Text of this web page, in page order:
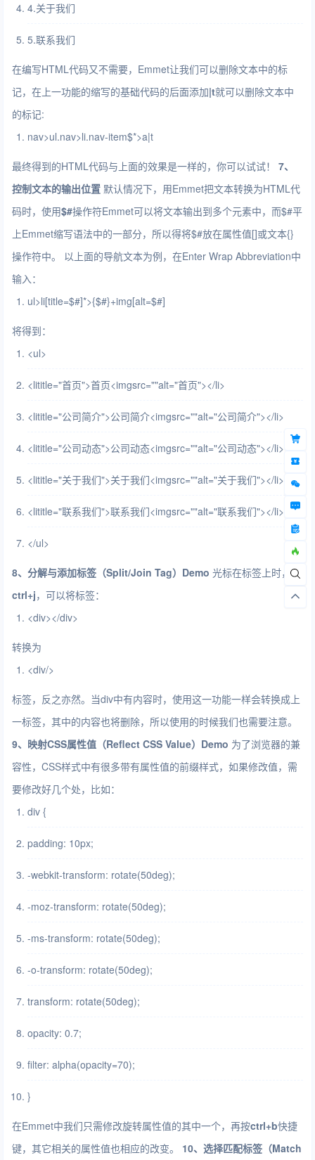
4.关于我们
5.联系我们
在编写HTML代码又不需要，Emmet让我们可以删除文本中的标
记，在上一功能的缩写的基础代码的后面添加|t就可以删除文本中
的标记:
nav>ul.nav>li.nav-item$*>a|t
最终得到的HTML代码与上面的效果是一样的，你可以试试！7、
控制文本的输出位置 默认情况下，用Emmet把文本转换为HTML代
码时，使用$#操作符Emmet可以将文本输出到多个元素中，而$#平
上Emmet缩写语法中的一部分，所以得将$#放在属性值[]或文本{}
操作符中。 以上面的导航文本为例，在Enter Wrap Abbreviation中
输入：
ul>li[title=$#]*>{$#}+img[alt=$#]
将得到：
<ul>
<lititle="首页">首页<imgsrc=""alt="首页"></li>
<lititle="公司简介">公司简介<imgsrc=""alt="公司简介"></li>
<lititle="公司动态">公司动态<imgsrc=""alt="公司动态"></li>
<lititle="关于我们">关于我们<imgsrc=""alt="关于我们"></li>
<lititle="联系我们">联系我们<imgsrc=""alt="联系我们"></li>
</ul>
8、分解与添加标签（Split/Join Tag） Demo 光标在标签上时，按
ctrl+j，可以将标签：
<div></div>
转换为
<div/>
标签，反之亦然。当div中有内容时，使用这一功能一样会转换成上
一标签，其中的内容也将删除，所以使用的时候我们也需要注意。
9、映射CSS属性值（Reflect CSS Value） Demo 为了浏览器的兼
容性，CSS样式中有很多带有属性值的前缀样式，如果修改值，需
要修改好几个处，比如：
div {
padding: 10px;
-webkit-transform: rotate(50deg);
-moz-transform: rotate(50deg);
-ms-transform: rotate(50deg);
-o-transform: rotate(50deg);
transform: rotate(50deg);
opacity: 0.7;
filter: alpha(opacity=70);
}
在Emmet中我们只需修改旋转属性值的其中一个，再按ctrl+b快捷
键，其它相关的属性值也相应的改变。 10、选择匹配标签（Match